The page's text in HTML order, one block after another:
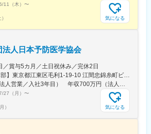
ムの開発や導入等に携わって頂く予定です。会社
働きやすさ、効率化に直結する業務ですので、仕
しやすくやりがいを感じていただけます。
、カバーし合える雰囲気があります。休暇のタイ
務の偏りをなくす等、社員同士コミュニケーショ
れています。
全社平均で約8.5時間/月となっており、社員のほと
ートの時間をしっかり確保できています。
に後発医薬品の製造・販売事業を展開していま
さと確かな品質が、業界で高い評価を獲得し国内
ーカーから製造を受託しております。
11（木） 〜
気になる
法人日本予防医学協会
／賞与5カ月／土日祝休み／完休2日
【東日本事業本部】東京都江東区毛利1-19-10 江間忠錦糸町ビル※訪問先からの直行直帰が可能です！＜アクセス＞・JR総武線（快速・各駅停車）／東京メトロ半蔵門線 錦糸町駅より徒歩5分・東京メトロ半蔵門線／都営新宿線 住吉駅より徒歩5分※受動喫煙対策:屋内全面禁煙
年収560万円（法人営業／入社3年目） 年収700万円（法人営業・チームリーダー／入社5年目）
27（月） 〜
） 気になる